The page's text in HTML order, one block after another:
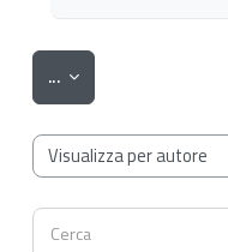
... Esporta voci
Sfoglia il glossario
Cerca